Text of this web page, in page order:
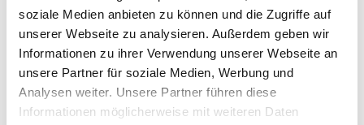
soziale Medien anbieten zu können und die Zugriffe auf
unserer Webseite zu analysieren. Außerdem geben wir
Informationen zu ihrer Verwendung unserer Webseite an
unsere Partner für soziale Medien, Werbung und
Analysen weiter. Unsere Partner führen diese
Informationen möglicherweise mit weiteren Daten